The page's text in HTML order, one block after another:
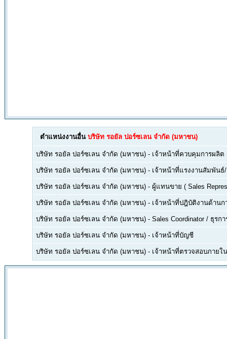
ตำแหน่งงานอื่น บริษัท รอยัล ปอร์ซเลน จำกัด (มหาชน)
บริษัท รอยัล ปอร์ซเลน จำกัด (มหาชน) - เจ้าหน้าที่ควบคุมการผลิต
บริษัท รอยัล ปอร์ซเลน จำกัด (มหาชน) - เจ้าหน้าที่แรงงานสัมพันธ์
บริษัท รอยัล ปอร์ซเลน จำกัด (มหาชน) - ผู้แทนขาย ( Sales
บริษัท รอยัล ปอร์ซเลน จำกัด (มหาชน) - เจ้าหน้าที่ปฎิบัติงานด้านก
บริษัท รอยัล ปอร์ซเลน จำกัด (มหาชน) - Sales Coordinator / ธุรก
บริษัท รอยัล ปอร์ซเลน จำกัด (มหาชน) - เจ้าหน้าที่บัญชี
บริษัท รอยัล ปอร์ซเลน จำกัด (มหาชน) - เจ้าหน้าที่ตรวจสอบภายใน